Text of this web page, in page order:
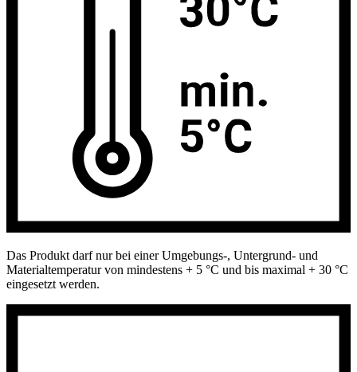
Das Produkt darf nur bei einer Umgebungs-, Untergrund- und
Materialtemperatur von mindestens + 5 °C und bis maximal + 30 °C
eingesetzt werden.